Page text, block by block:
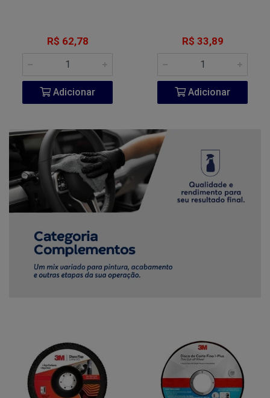
R$ 62,78
Adicionar
R$ 33,89
Adicionar